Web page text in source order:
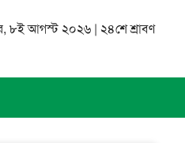
৮ই আগস্ট ২০২৬ | ২৪শে শ্রাবণ